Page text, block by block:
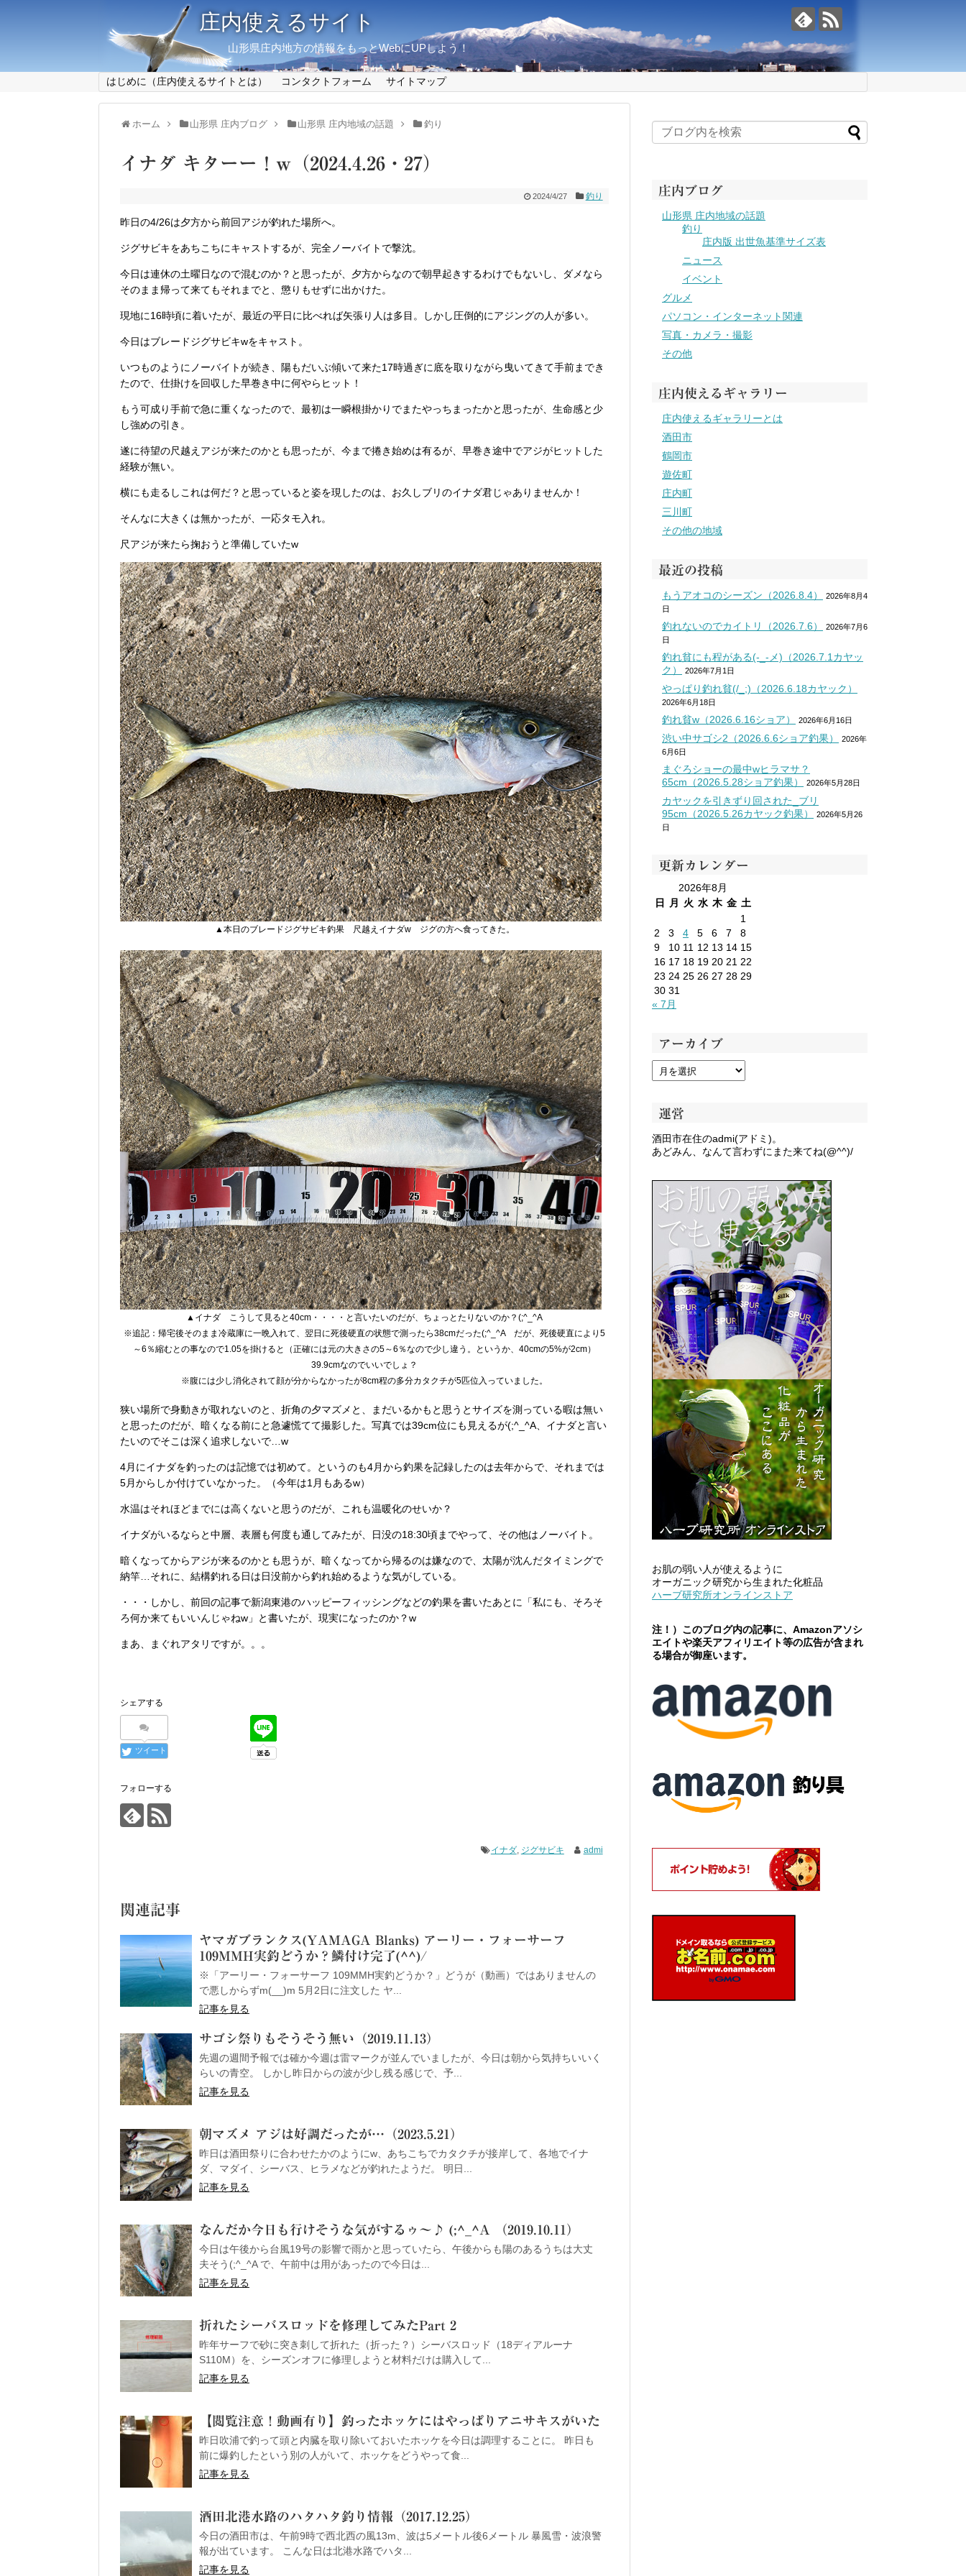
庄内使えるサイト
山形県庄内地方の情報をもっとWebにUPしよう！
はじめに（庄内使えるサイトとは） コンタクトフォーム サイトマップ
ホーム 山形県 庄内ブログ 山形県 庄内地域の話題 釣り
イナダ キターー！w（2024.4.26・27）
2024/4/27 釣り
昨日の4/26は夕方から前回アジが釣れた場所へ。
ジグサビキをあちこちにキャストするが、完全ノーバイトで撃沈。
今日は連休の土曜日なので混むのか？と思ったが、夕方からなので朝早起きするわけでもないし、ダメなら
そのまま帰って来てもそれまでと、懲りもせずに出かけた。
現地に16時頃に着いたが、最近の平日に比べれば矢張り人は多目。しかし圧倒的にアジングの人が多い。
今日はブレードジグサビキwをキャスト。
いつものようにノーバイトが続き、陽もだいぶ傾いて来た17時過ぎに底を取りながら曳いてきて手前までき
たので、仕掛けを回収した早巻き中に何やらヒット！
もう可成り手前で急に重くなったので、最初は一瞬根掛かりでまたやっちまったかと思ったが、生命感と少
し強めの引き。
遂に待望の尺越えアジが来たのかとも思ったが、今まで捲き始めは有るが、早巻き途中でアジがヒットした
経験が無い。
横にも走るしこれは何だ？と思っていると姿を現したのは、お久しブリのイナダ君じゃありませんか！
そんなに大きくは無かったが、一応タモ入れ。
尺アジが来たら掬おうと準備していたw
▲本日のブレードジグサビキ釣果 尺越えイナダw ジグの方へ食ってきた。
▲イナダ こうして見ると40cm・・・・と言いたいのだが、ちょっとたりないのか？(;^_^A
※追記：帰宅後そのまま冷蔵庫に一晩入れて、翌日に死後硬直の状態で測ったら38cmだった(;^_^A だが、死後硬直により5
～6％縮むとの事なので1.05を掛けると（正確には元の大きさの5～6％なので少し違う。というか、40cmの5%が2cm）
39.9cmなのでいいでしょ？
※腹には少し消化されて顔が分からなかったが8cm程の多分カタクチが5匹位入っていました。
狭い場所で身動きが取れないのと、折角の夕マズメと、まだいるかもと思うとサイズを測っている暇は無い
と思ったのだが、暗くなる前にと急遽慌てて撮影した。写真では39cm位にも見えるが(;^_^A、イナダと言い
たいのでそこは深く追求しないで…w
4月にイナダを釣ったのは記憶では初めて。というのも4月から釣果を記録したのは去年からで、それまでは
5月からしか付けていなかった。（今年は1月もあるw）
水温はそれほどまでには高くないと思うのだが、これも温暖化のせいか？
イナダがいるならと中層、表層も何度も通してみたが、日没の18:30頃までやって、その他はノーバイト。
暗くなってからアジが来るのかとも思うが、暗くなってから帰るのは嫌なので、太陽が沈んだタイミングで
納竿…それに、結構釣れる日は日没前から釣れ始めるような気がしている。
・・・しかし、前回の記事で新潟東港のハッピーフィッシングなどの釣果を書いたあとに「私にも、そろそ
ろ何か来てもいいんじゃねw」と書いたが、現実になったのか？w
まあ、まぐれアタリですが。。。
シェアする
ツイート
フォローする
イナダ, ジグサビキ admi
関連記事
ヤマガブランクス(YAMAGA Blanks) アーリー・フォーサーフ
109MMH実釣どうか？鱗付け完了(^^)/
※「アーリー・フォーサーフ 109MMH実釣どうか？」どうが（動画）ではありませんの
で悪しからずm(__)m 5月2日に注文した ヤ...
記事を見る
サゴシ祭りもそうそう無い（2019.11.13）
先週の週間予報では確か今週は雷マークが並んでいましたが、今日は朝から気持ちいいく
らいの青空。 しかし昨日からの波が少し残る感じで、予...
記事を見る
朝マズメ アジは好調だったが…（2023.5.21）
昨日は酒田祭りに合わせたかのようにw、あちこちでカタクチが接岸して、各地でイナ
ダ、マダイ、シーバス、ヒラメなどが釣れたようだ。 明日...
記事を見る
なんだか今日も行けそうな気がするゥ～♪ (;^_^A （2019.10.11）
今日は午後から台風19号の影響で雨かと思っていたら、午後からも陽のあるうちは大丈
夫そう(;^_^A で、午前中は用があったので今日は...
記事を見る
折れたシーバスロッドを修理してみたPart 2
昨年サーフで砂に突き刺して折れた（折った？）シーバスロッド（18ディアルーナ
S110M）を、シーズンオフに修理しようと材料だけは購入して...
記事を見る
【閲覧注意！動画有り】釣ったホッケにはやっぱりアニサキスがいた
昨日吹浦で釣って頭と内臓を取り除いておいたホッケを今日は調理することに。 昨日も
前に爆釣したという別の人がいて、ホッケをどうやって食...
記事を見る
酒田北港水路のハタハタ釣り情報（2017.12.25）
今日の酒田市は、午前9時で西北西の風13m、波は5メートル後6メートル 暴風雪・波浪警
報が出ています。 こんな日は北港水路でハタ...
記事を見る
庄内ブログ
山形県 庄内地域の話題
釣り
庄内版 出世魚基準サイズ表
ニュース
イベント
グルメ
パソコン・インターネット関連
写真・カメラ・撮影
その他
庄内使えるギャラリー
庄内使えるギャラリーとは
酒田市
鶴岡市
遊佐町
庄内町
三川町
その他の地域
最近の投稿
もうアオコのシーズン（2026.8.4）
2026年8月4
日
釣れないのでカイトリ（2026.7.6）
2026年7月6
日
釣れ貧にも程がある(-_-メ)（2026.7.1カヤッ
ク）
2026年7月1日
やっぱり釣れ貧(/_;)（2026.6.18カヤック）
2026年6月18日
釣れ貧w（2026.6.16ショア） 2026年6月16日
渋い中サゴシ2（2026.6.6ショア釣果）
2026年
6月6日
まぐろショーの最中wヒラマサ？
65cm（2026.5.28ショア釣果）
2026年5月28日
カヤックを引きずり回された_ブリ
95cm（2026.5.26カヤック釣果）
2026年5月26
日
更新カレンダー
2026年8月
日
月 火 水 木 金 土
1
2
3 4 5 6 7
8
9
10 11 12 13 14 15
16 17 18 19 20 21 22
23 24 25 26 27 28 29
30 31
« 7月
アーカイブ
運営
酒田市在住のadmi(アドミ)。
あどみん、なんて言わずにまた来てね(@^^)/
お肌の弱い人が使えるように
オーガニック研究から生まれた化粧品
ハーブ研究所オンラインストア
注！）このブログ内の記事に、Amazonアソシ
エイトや楽天アフィリエイト等の広告が含まれ
る場合が御座います。